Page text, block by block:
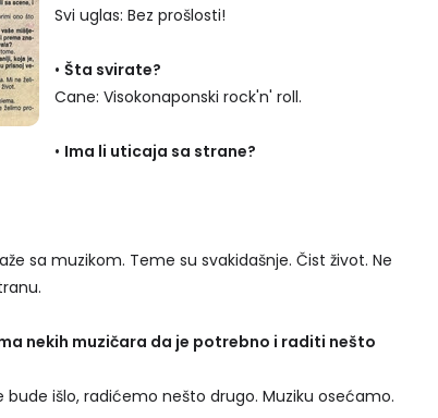
Svi uglas: Bez prošlosti!
• Šta svirate?
Cane: Visokonaponski rock'n' roll.
• Ima li uticaja sa strane?
sa muzikom. Teme su svakidašnje. Čist život. Ne
nekih muzičara da je potrebno i raditi nešto
bude išlo, radićemo nešto drugo. Muziku osećamo.